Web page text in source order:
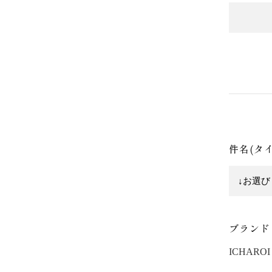
件名(タ
ブランド
ICHAROI